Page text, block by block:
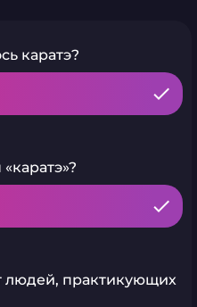
каратэ?
людей, практикующих